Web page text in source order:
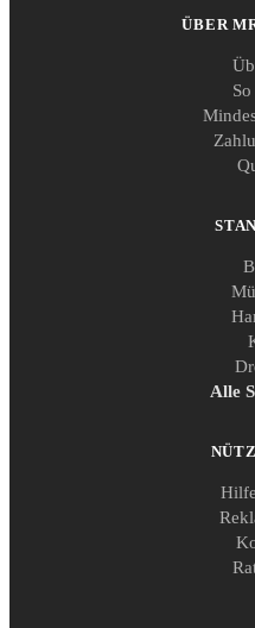
ÜBER
Alle